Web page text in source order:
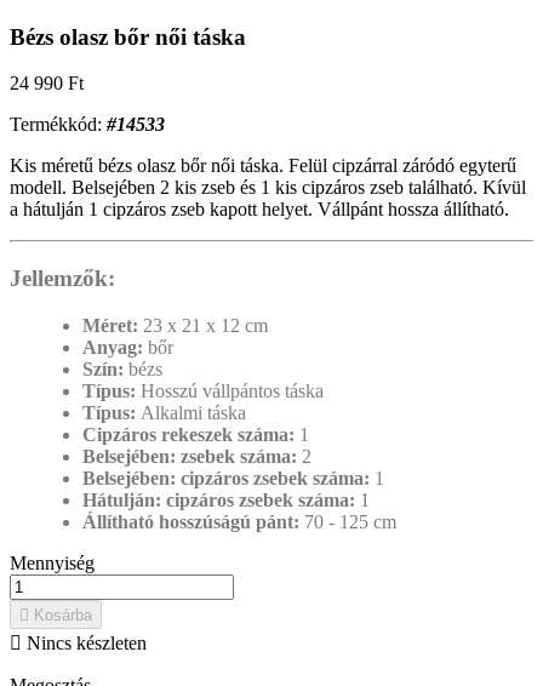
Bézs olasz bőr női táska
24 990 Ft
Termékkód: #14533
Kis méretű bézs olasz bőr női táska. Felül cipzárral záródó egyterű
modell. Belsejében 2 kis zseb és 1 kis cipzáros zseb található. Kívül
a hátulján 1 cipzáros zseb kapott helyet. Vállpánt hossza állítható.
Jellemzők:
Méret: 23 x 21 x 12 cm
Anyag: bőr
Szín: bézs
Típus: Hosszú vállpántos táska
Típus: Alkalmi táska
Cipzáros rekeszek száma: 1
Belsejében: zsebek száma: 2
Belsejében: cipzáros zsebek száma: 1
Hátulján: cipzáros zsebek száma: 1
Állítható hosszúságú pánt: 70 - 125 cm
Mennyiség
 Kosárba
 Nincs készleten